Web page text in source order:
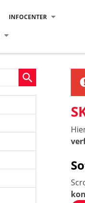
INFOCENTER